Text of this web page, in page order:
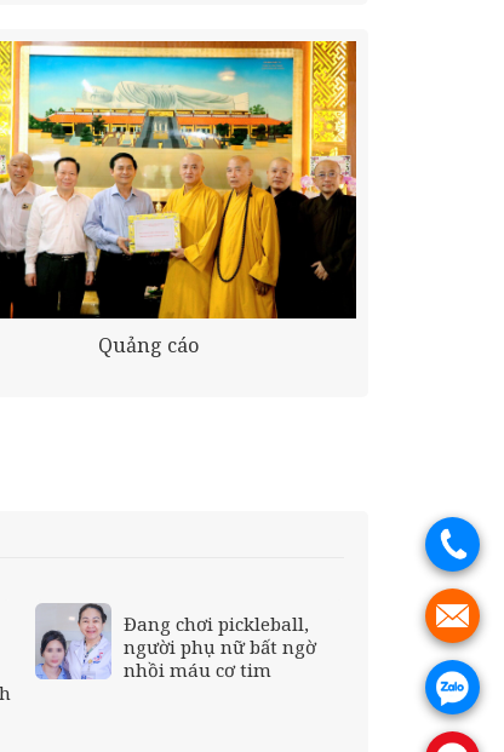
Quảng cáo
Đang chơi pickleball,
người phụ nữ bất ngờ
nhồi máu cơ tim
.
.
.